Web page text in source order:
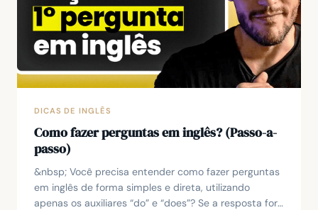
DICAS DE INGLÊS
Como fazer perguntas em inglês? (Passo-a-
passo)
&nbsp; Você precisa entender como fazer perguntas
em inglês de forma simples e direta, utilizando
apenas os auxiliares “do” e “does”? Se a resposta for